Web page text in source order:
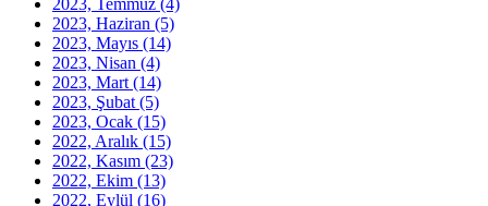
2023, Temmuz (4)
2023, Haziran (5)
2023, Mayıs (14)
2023, Nisan (4)
2023, Mart (14)
2023, Şubat (5)
2023, Ocak (15)
2022, Aralık (15)
2022, Kasım (23)
2022, Ekim (13)
2022, Eylül (16)